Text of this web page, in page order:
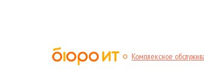
Комплексное